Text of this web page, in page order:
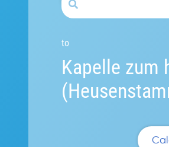
to
Kapelle zum